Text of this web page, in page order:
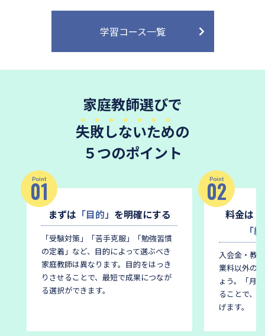
学習コース一覧
家庭教師選びで
失敗しないための
５つのポイント
Point
01
まずは 「目的」 を明確にする
「受験対策」「苦手克服」「勉強習慣
の定着」など、目的によって選ぶべき
家庭教師は異なります。 目的をはっき
りさせることで、最短で成果につなが
る選択ができます。
Point
02
料金は
「
入会金・教
業料以外の
ょう。
「月
ることで、
げます。